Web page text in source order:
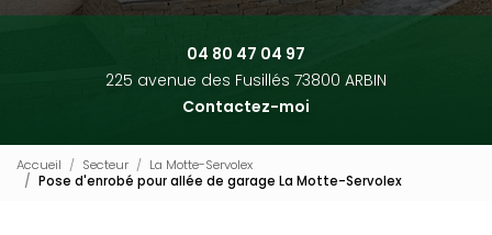
04 80 47 04 97
225 avenue des Fusillés 73800 ARBIN
Contactez-moi
Accueil Secteur
La Motte-Servolex
Pose d'enrobé pour allée de garage La Motte-Servolex